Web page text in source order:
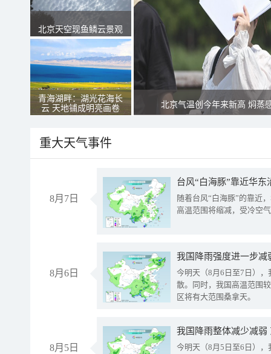
北京天空现鱼鳞云景观
青海湖畔：湖光花海长
云 天地铺成明亮画卷
北京气温创今年来新高 焖蒸
重大天气事件
8月7日
台风“白海豚”靠近华
随着台风“白海豚”的靠近
高温范围将缩减，受冷空
8月6日
今明天（8月6日至7日）
散。同时，我国高温范围
区将有大范围桑拿天。
8月5日
我国降雨整体减少减弱
今明天（8月5日至6日）